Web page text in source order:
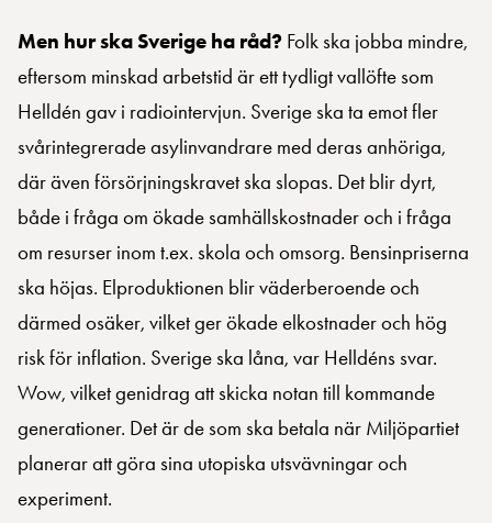
Men hur ska Sverige ha råd? Folk ska jobba mindre,
eftersom minskad arbetstid är ett tydligt vallöfte som
Helldén gav i radiointervjun. Sverige ska ta emot fler
svårintegrerade asylinvandrare med deras anhöriga,
där även försörjningskravet ska slopas. Det blir dyrt,
både i fråga om ökade samhällskostnader och i fråga
om resurser inom t.ex. skola och omsorg. Bensinpriserna
ska höjas. Elproduktionen blir väderberoende och
därmed osäker, vilket ger ökade elkostnader och hög
risk för inflation. Sverige ska låna, var Helldéns svar.
Wow, vilket genidrag att skicka notan till kommande
generationer. Det är de som ska betala när Miljöpartiet
planerar att göra sina utopiska utsvävningar och
experiment.